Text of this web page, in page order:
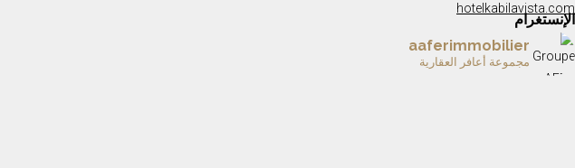
hotelkabilavista.com
الإنستغرام
aaferimmobilier
مجموعة أعافر العقارية